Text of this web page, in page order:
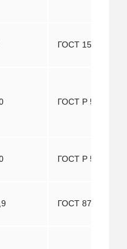
ГОСТ 15902.3
ГОСТ Р 52608
ГОСТ Р 53238
ГОСТ 8747